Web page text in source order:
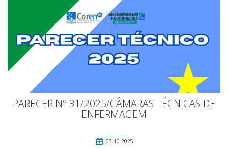
PARECER Nº 31/2025/CÂMARAS TÉCNICAS DE
ENFERMAGEM
03.10.2025